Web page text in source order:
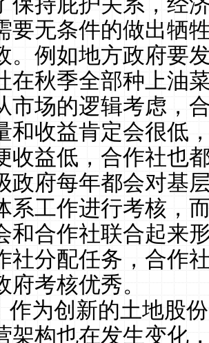
要无条件的做出牺
。例如地方政府要
在秋季全部种上油
市场的逻辑考虑，
和收益肯定会很低
收益低，合作社也
政府每年都会对基
系工作进行考核，
和合作社联合起来
社分配任务，合作
府考核优秀。
作为创新的土地股
架构也在发生变化